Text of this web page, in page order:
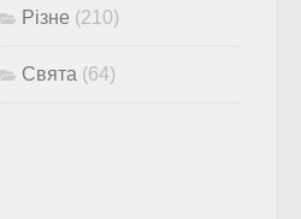
Різне (210)
Свята (64)